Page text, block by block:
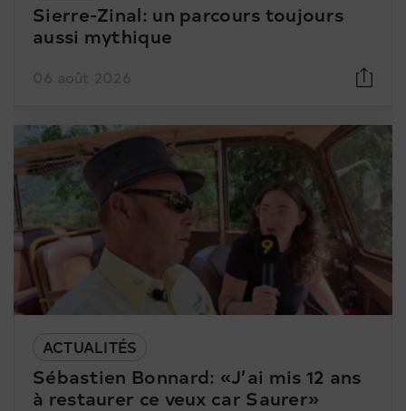
Sierre-Zinal: un parcours toujours
aussi mythique
06 août 2026
ACTUALITÉS
Sébastien Bonnard: «J’ai mis 12 ans
à restaurer ce veux car Saurer»